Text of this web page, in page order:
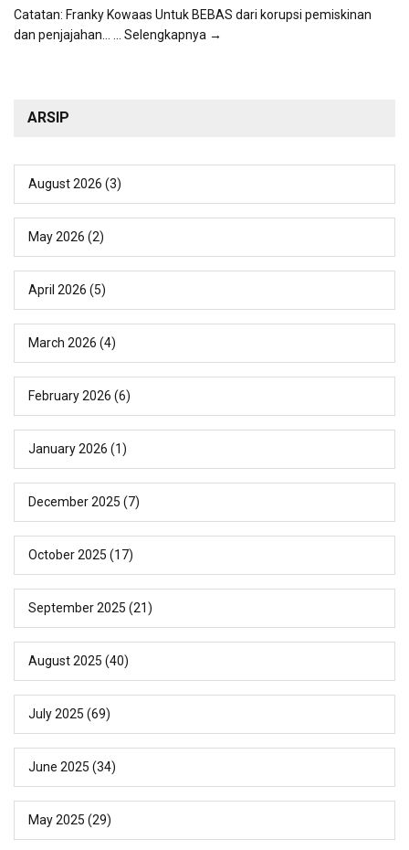
Catatan: Franky Kowaas Untuk BEBAS dari korupsi pemiskinan
dan penjajahan...
... Selengkapnya →
ARSIP
August 2026 (3)
May 2026 (2)
April 2026 (5)
March 2026 (4)
February 2026 (6)
January 2026 (1)
December 2025 (7)
October 2025 (17)
September 2025 (21)
August 2025 (40)
July 2025 (69)
June 2025 (34)
May 2025 (29)